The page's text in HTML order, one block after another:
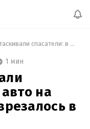
Мужчину вытаскивали спасатели: в Киеве авто на большой скорости врезалось в столб
1 мин
на
в